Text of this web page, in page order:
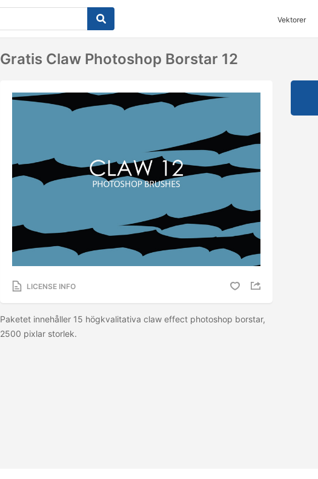
Vektorer
Gratis Claw Photoshop Borstar 12
LICENSE INFO
Paketet innehåller 15 högkvalitativa claw effect photoshop borstar,
2500 pixlar storlek.